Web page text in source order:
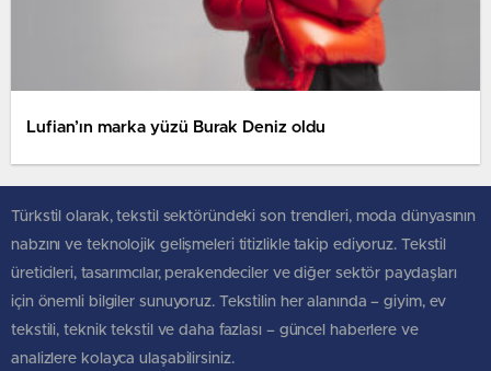
Lufian’ın marka yüzü Burak Deniz oldu
Türkstil olarak, tekstil sektöründeki son trendleri, moda dünyasının
nabzını ve teknolojik gelişmeleri titizlikle takip ediyoruz. Tekstil
üreticileri, tasarımcılar, perakendeciler ve diğer sektör paydaşları
için önemli bilgiler sunuyoruz. Tekstilin her alanında – giyim, ev
tekstili, teknik tekstil ve daha fazlası – güncel haberlere ve
analizlere kolayca ulaşabilirsiniz.